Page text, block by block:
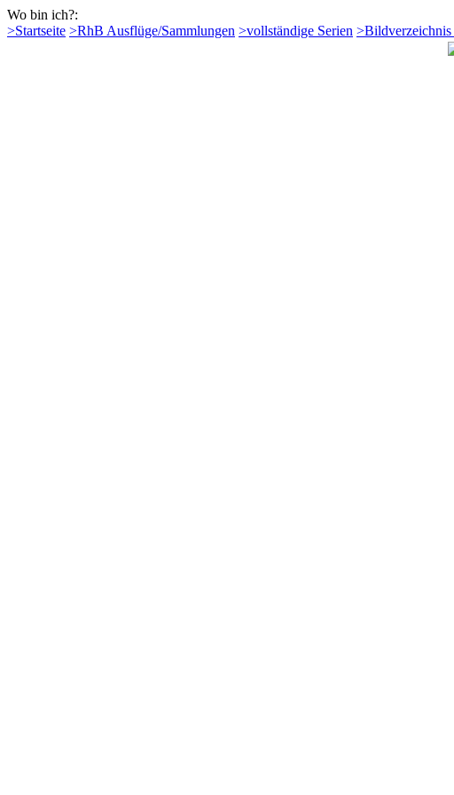
Wo bin ich?:
>Startseite >RhB Ausflüge/Sammlungen >vollständige Serien >Bildverzeichnis